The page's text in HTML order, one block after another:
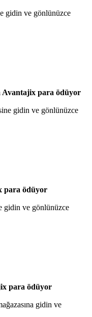
gidin ve gönlünüzce
Avantajix para ödüyor
gidin ve gönlünüzce
para ödüyor
gidin ve gönlünüzce
para ödüyor
gidin ve